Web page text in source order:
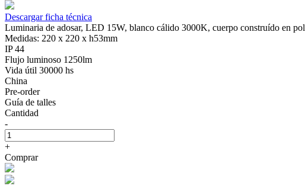
Descargar ficha técnica
Luminaria de adosar, LED 15W, blanco cálido 3000K, cuerpo construído en
Medidas: 220 x 220 x h53mm
IP 44
Flujo luminoso 1250lm
Vida útil 30000 hs
China
Pre-order
Guía de talles
Cantidad
-
+
Comprar